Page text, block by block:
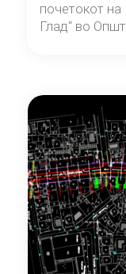
почетокот на
Глад“ во